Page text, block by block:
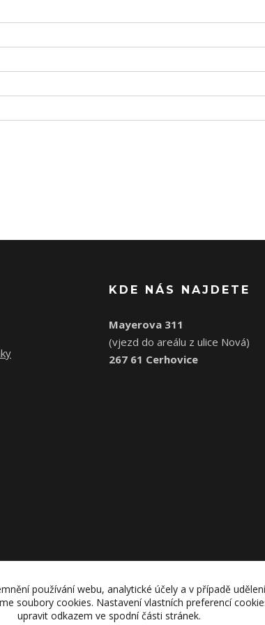
KDE NÁS NAJDETE
Mayerova 311
(vjezd do areálu z ulice Nová)
267 61 Cerhovice
Upravit sběr cookies.
používání webu, analytické účely a v případě
soubory cookies. Nastavení vlastních preferencí
upravit odkazem ve spodní části stránek.